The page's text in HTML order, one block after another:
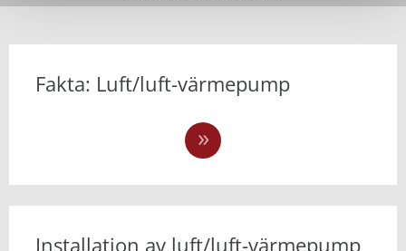
Fakta: Luft/luft-värmepump
Installation av luft/luft-värmepump